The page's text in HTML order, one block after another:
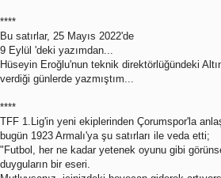
****
Bu satırlar, 25 Mayıs 2022'de
9 Eylül 'deki yazımdan...
Hüseyin Eroğlu'nun teknik direktörlüğündeki
verdiği günlerde yazmıştım...
****
TFF 1.Lig'in yeni ekiplerinden Çorumspor'la
bugün 1923 Armalı'ya şu satırları ile veda etti;
"Futbol, her ne kadar yetenek oyunu gibi
duyguların bir eseri.